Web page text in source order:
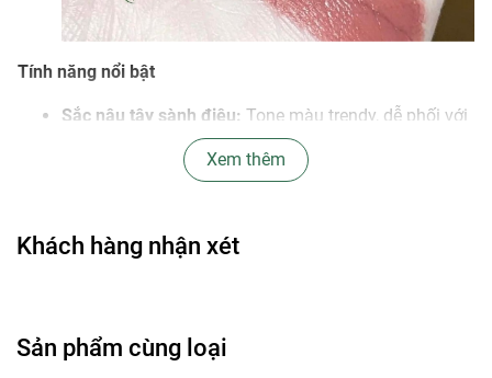
Tính năng nổi bật
Sắc nâu tây sành điệu: Tone màu trendy, dễ phối với
mọi phong cách trang điểm, từ nhẹ nhàng tự nhiên
nhung, không gây khô môi và làm giảm vân môi
ngay khi sử dụng.
mềm mại và căng mọng suốt cả ngày.
Xem thêm
Khách hàng nhận xét
Sản phẩm cùng loại